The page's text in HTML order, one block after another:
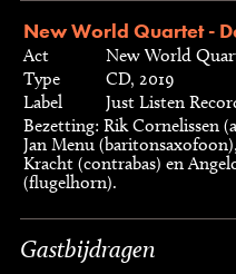
New World Quartet -
Act
New World
Type
CD, 2019
Label
Just Listen
Bezetting: Rik Cornelissen
Jan Menu
Kracht (contrabas) en
(flugelhorn).
Gastbijdragen